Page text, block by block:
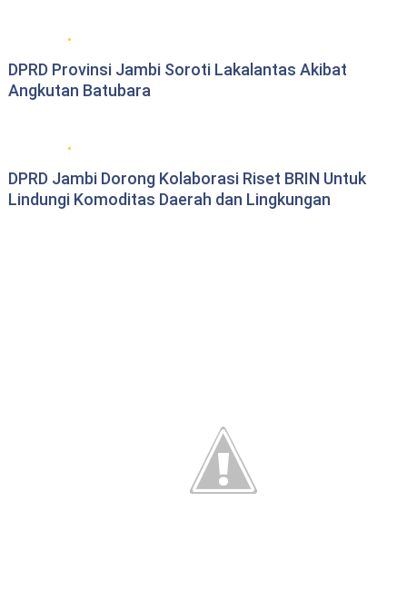
DPRD Provinsi Jambi Soroti Lakalantas Akibat
Angkutan Batubara
DPRD Jambi Dorong Kolaborasi Riset BRIN Untuk
Lindungi Komoditas Daerah dan Lingkungan